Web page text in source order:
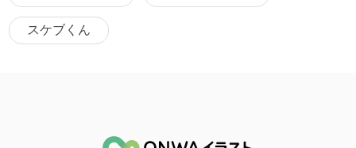
スケブくん